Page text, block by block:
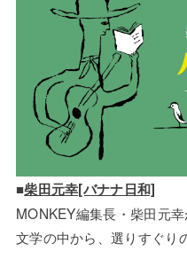
■柴田元幸[バナナ日和]
MONKEY編集長・柴田元
文学の中から、選りすぐり